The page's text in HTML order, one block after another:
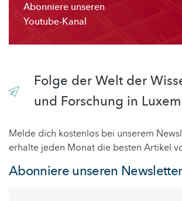
Abonniere unseren
Youtube-Kanal
Folge der Welt der
und Forschung in
Melde dich kostenlos bei unserem
erhalte jeden Monat die besten Artikel
Abonniere unseren Newsletter